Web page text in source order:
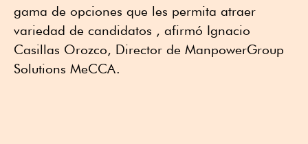
gama de opciones que les permita atraer
variedad de candidatos , afirmó Ignacio
Casillas Orozco, Director de ManpowerGroup
Solutions MeCCA.